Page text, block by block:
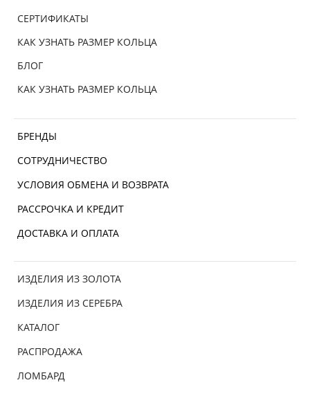
СЕРТИФИКАТЫ
КАК УЗНАТЬ РАЗМЕР КОЛЬЦА
БЛОГ
КАК УЗНАТЬ РАЗМЕР КОЛЬЦА
БРЕНДЫ
СОТРУДНИЧЕСТВО
УСЛОВИЯ ОБМЕНА И ВОЗВРАТА
РАССРОЧКА И КРЕДИТ
ДОСТАВКА И ОПЛАТА
ИЗДЕЛИЯ ИЗ ЗОЛОТА
ИЗДЕЛИЯ ИЗ СЕРЕБРА
КАТАЛОГ
РАСПРОДАЖА
ЛОМБАРД